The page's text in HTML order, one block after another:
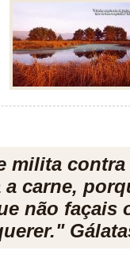
milita
carne,
não façais